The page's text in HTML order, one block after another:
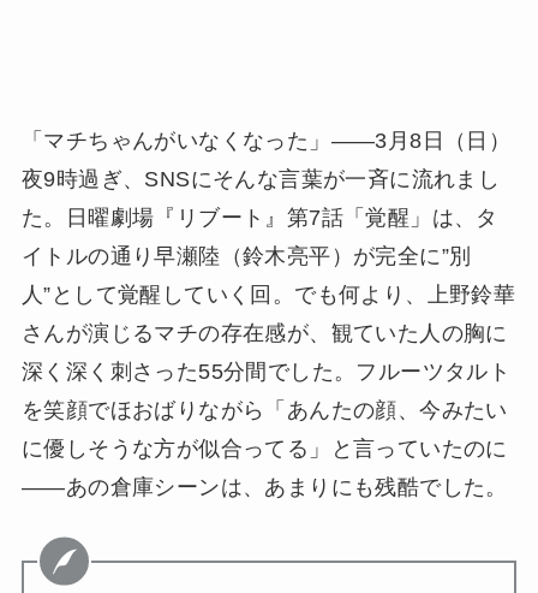
「マチちゃんがいなくなった」——3月8日（日）
夜9時過ぎ、SNSにそんな言葉が一斉に流れまし
た。日曜劇場『リブート』第7話「覚醒」は、タ
イトルの通り早瀬陸（鈴木亮平）が完全に”別
人”として覚醒していく回。でも何より、上野鈴華
さんが演じるマチの存在感が、観ていた人の胸に
深く深く刺さった55分間でした。フルーツタルト
を笑顔でほおばりながら「あんたの顔、今みたい
に優しそうな方が似合ってる」と言っていたのに
——あの倉庫シーンは、あまりにも残酷でした。